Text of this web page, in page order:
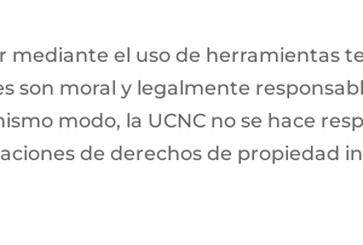
mediante el uso de herramientas
son moral y legalmente
modo, la UCNC no se hace
de derechos de propiedad